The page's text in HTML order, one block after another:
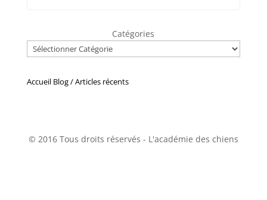
Catégories
Accueil Blog / Articles récents
© 2016 Tous droits réservés - L'académie des chiens